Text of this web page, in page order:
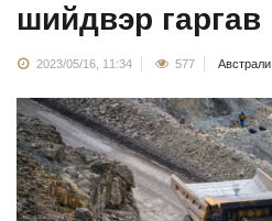
шийдвэр гаргав
2023/05/16, 11:34 577 Австрали